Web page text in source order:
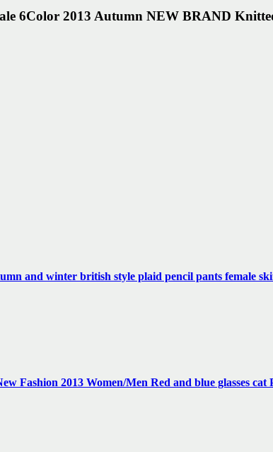
6Color 2013 Autumn NEW BRAND
and winter british style plaid pencil pants female
Fashion 2013 Women/Men Red and blue glasses